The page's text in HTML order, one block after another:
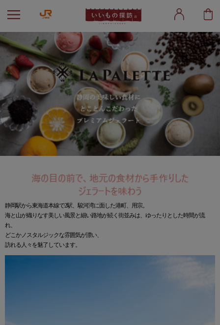
静岡駅から東海道本線で2駅、駿河湾に面した港町、用宗。
海と山が織りなす美しい風景と細い路地が続く街並みは、ゆったりとした時間が流
れ、
どこかノスタルジックな雰囲気が漂い、
訪れる人々を魅了しています。